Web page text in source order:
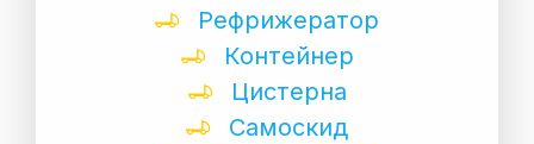
Рефрижератор
Контейнер
Цистерна
Самоскид